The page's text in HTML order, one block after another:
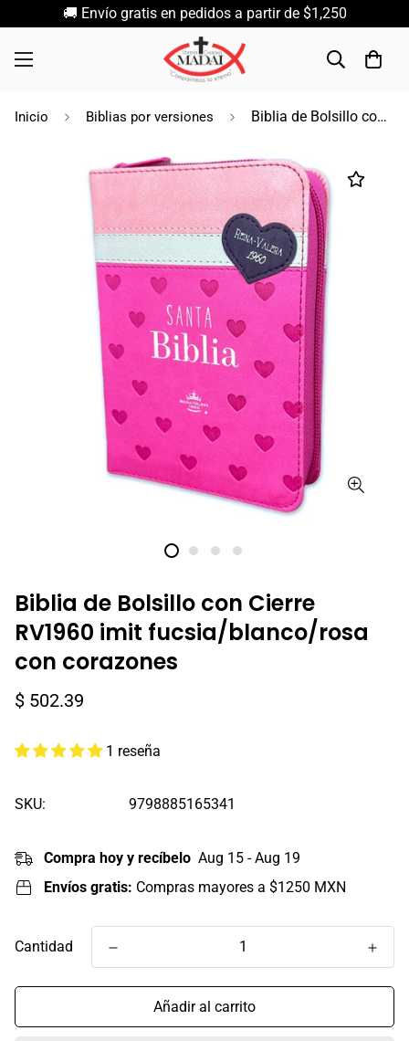
🚚 Envío gratis en pedidos a partir de $1,250
Inicio Biblias por versiones Biblia de Bolsillo con Cierre RV1960 imit fucsia/blanco/rosa con corazones
Biblia de Bolsillo con Cierre
RV1960 imit fucsia/blanco/rosa
con corazones
Precio
$ 502.39
1 reseña
SKU: 9798885165341
Compra hoy y recíbelo Aug 15 - Aug 19
Envíos gratis: Compras mayores a $1250 MXN
Cantidad
Añadir al carrito